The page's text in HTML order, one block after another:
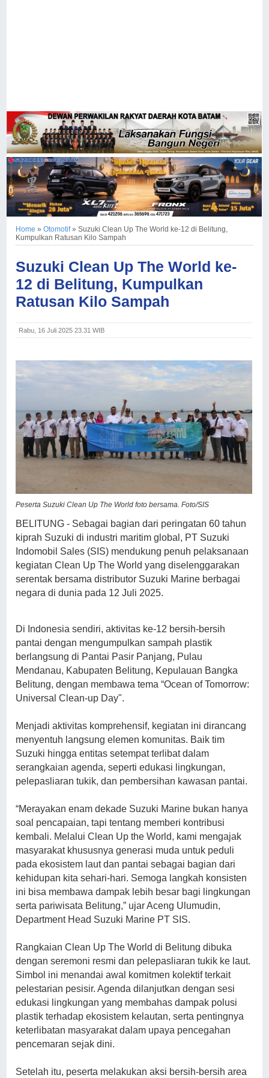
Home »Otomotif»Suzuki Clean Up The World ke-12 di Belitung,
Kumpulkan Ratusan Kilo Sampah
Suzuki Clean Up The World ke-
12 di Belitung, Kumpulkan
Ratusan Kilo Sampah
Rabu, 16 Juli 2025 23.31 WIB
Peserta Suzuki Clean Up The World foto bersama. Foto/SIS
BELITUNG - Sebagai bagian dari peringatan 60 tahun
kiprah Suzuki di industri maritim global, PT Suzuki
Indomobil Sales (SIS) mendukung penuh pelaksanaan
kegiatan Clean Up The World yang diselenggarakan
serentak bersama distributor Suzuki Marine berbagai
negara di dunia pada 12 Juli 2025.
Di Indonesia sendiri, aktivitas ke-12 bersih-bersih
pantai dengan mengumpulkan sampah plastik
berlangsung di Pantai Pasir Panjang, Pulau
Mendanau, Kabupaten Belitung, Kepulauan Bangka
Belitung, dengan membawa tema “Ocean of Tomorrow:
Universal Clean-up Day".
Menjadi aktivitas komprehensif, kegiatan ini dirancang
menyentuh langsung elemen komunitas. Baik tim
Suzuki hingga entitas setempat terlibat dalam
serangkaian agenda, seperti edukasi lingkungan,
pelepasliaran tukik, dan pembersihan kawasan pantai.
“Merayakan enam dekade Suzuki Marine bukan hanya
soal pencapaian, tapi tentang memberi kontribusi
kembali. Melalui Clean Up the World, kami mengajak
masyarakat khususnya generasi muda untuk peduli
pada ekosistem laut dan pantai sebagai bagian dari
kehidupan kita sehari-hari. Semoga langkah konsisten
ini bisa membawa dampak lebih besar bagi lingkungan
serta pariwisata Belitung,” ujar Aceng Ulumudin,
Department Head Suzuki Marine PT SIS.
Rangkaian Clean Up The World di Belitung dibuka
dengan seremoni resmi dan pelepasliaran tukik ke laut.
Simbol ini menandai awal komitmen kolektif terkait
pelestarian pesisir. Agenda dilanjutkan dengan sesi
edukasi lingkungan yang membahas dampak polusi
plastik terhadap ekosistem kelautan, serta pentingnya
keterlibatan masyarakat dalam upaya pencegahan
pencemaran sejak dini.
Setelah itu, peserta melakukan aksi bersih-bersih area